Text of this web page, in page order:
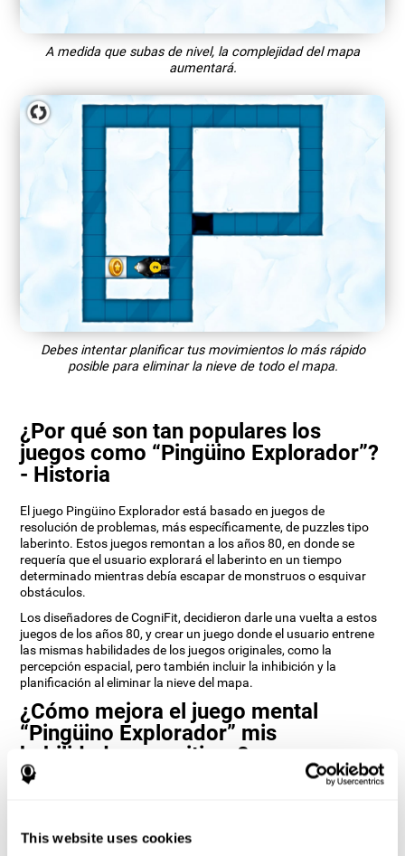
This website uses cookies
A medida que subas de nivel, la complejidad del mapa
aumentará.
Debes intentar planificar tus movimientos lo más rápido
posible para eliminar la nieve de todo el mapa.
¿Por qué son tan populares los
juegos como “Pingüino Explorador”?
- Historia
El juego Pingüino Explorador está basado en juegos de
resolución de problemas, más específicamente, de puzzles tipo
laberinto. Estos juegos remontan a los años 80, en donde se
requería que el usuario explorará el laberinto en un tiempo
determinado mientras debía escapar de monstruos o esquivar
obstáculos.
Los diseñadores de CogniFit, decidieron darle una vuelta a estos
juegos de los años 80, y crear un juego donde el usuario entrene
las mismas habilidades de los juegos originales, como la
percepción espacial, pero también incluir la inhibición y la
planificación al eliminar la nieve del mapa.
¿Cómo mejora el juego mental
“Pingüino Explorador” mis
habilidades cognitivas?
Utilizar juegos como Pingüino Explorador de CogniFit estimula un
neuronales se reorganicen y recuperen funciones cognitivas